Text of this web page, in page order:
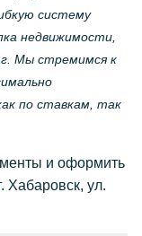
систему
недвижимости,
Мы стремимся к
по ставкам, так
и оформить
Хабаровск, ул.